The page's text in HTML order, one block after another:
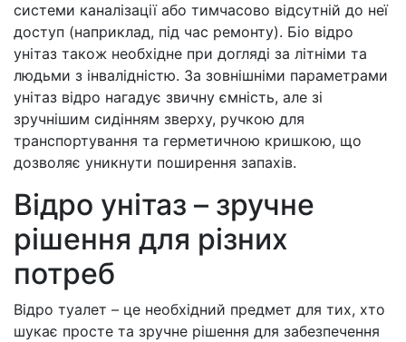
системи каналізації або тимчасово відсутній до неї
доступ (наприклад, під час ремонту). Біо відро
унітаз також необхідне при догляді за літніми та
людьми з інвалідністю. За зовнішніми параметрами
унітаз відро нагадує звичну ємність, але зі
зручнішим сидінням зверху, ручкою для
транспортування та герметичною кришкою, що
дозволяє уникнути поширення запахів.
Відро унітаз – зручне
рішення для різних
потреб
Відро туалет – це необхідний предмет для тих, хто
шукає просте та зручне рішення для забезпечення